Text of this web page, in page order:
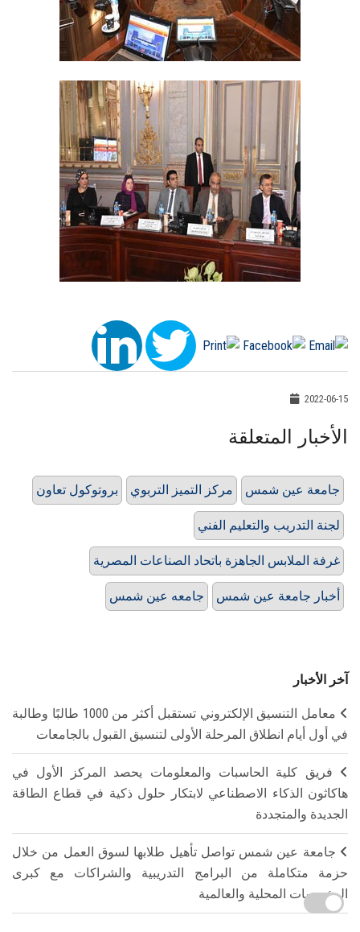
2022-06-15
الأخبار المتعلقة
بروتوكول تعاون مركز التميز التربوي جامعة عين شمس
لجنة التدريب والتعليم الفني
غرفة الملابس الجاهزة باتحاد الصناعات المصرية
جامعه عين شمس أخبار جامعة عين شمس
آخر الأخبار
معامل التنسيق الإلكتروني تستقبل أكثر من 1000 طالبًا وطالبة
في أول أيام انطلاق المرحلة الأولى لتنسيق القبول بالجامعات
فريق كلية الحاسبات والمعلومات يحصد المركز الأول في
هاكاثون الذكاء الاصطناعي لابتكار حلول ذكية في قطاع الطاقة
الجديدة والمتجددة
جامعة عين شمس تواصل تأهيل طلابها لسوق العمل من خلال
حزمة متكاملة من البرامج التدريبية والشراكات مع كبرى
المؤسسات المحلية والعالمية